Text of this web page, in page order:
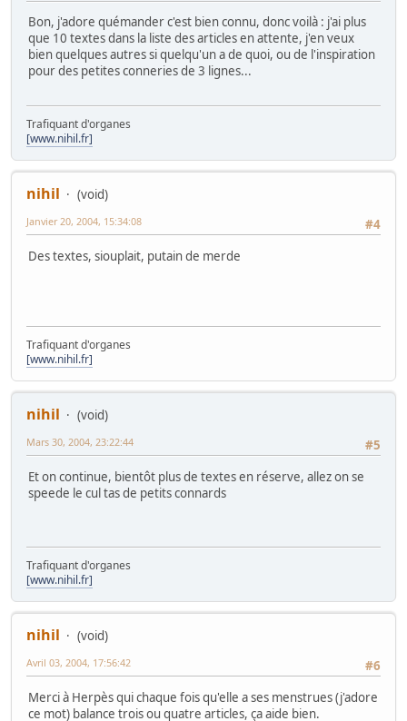
Bon, j'adore quémander c'est bien connu, donc voilà : j'ai plus
que 10 textes dans la liste des articles en attente, j'en veux
bien quelques autres si quelqu'un a de quoi, ou de l'inspiration
pour des petites conneries de 3 lignes...
Trafiquant d'organes
[www.nihil.fr]
nihil
(void)
#4
Janvier 20, 2004, 15:34:08
Des textes, siouplait, putain de merde
Trafiquant d'organes
[www.nihil.fr]
nihil
(void)
#5
Mars 30, 2004, 23:22:44
Et on continue, bientôt plus de textes en réserve, allez on se
speede le cul tas de petits connards
Trafiquant d'organes
[www.nihil.fr]
nihil
(void)
#6
Avril 03, 2004, 17:56:42
Merci à Herpès qui chaque fois qu'elle a ses menstrues (j'adore
ce mot) balance trois ou quatre articles, ça aide bien.